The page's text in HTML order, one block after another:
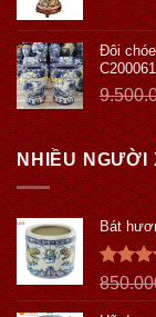
Đôi
NHIỀU NGƯỜI
Bát
Được
hạng